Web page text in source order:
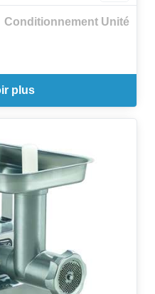
Conditionnement Unité
plus